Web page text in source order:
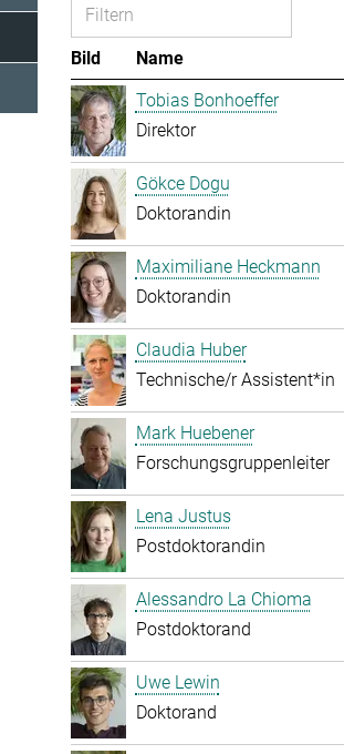
Bild Name
Tobias Bonhoeffer
Direktor
Gökce Dogu
Doktorandin
Maximiliane Heckmann
Doktorandin
Claudia Huber
Technische/r Assistent*in
Mark Huebener
Forschungsgruppenleiter
Lena Justus
Postdoktorandin
Alessandro La Chioma
Postdoktorand
Uwe Lewin
Doktorand